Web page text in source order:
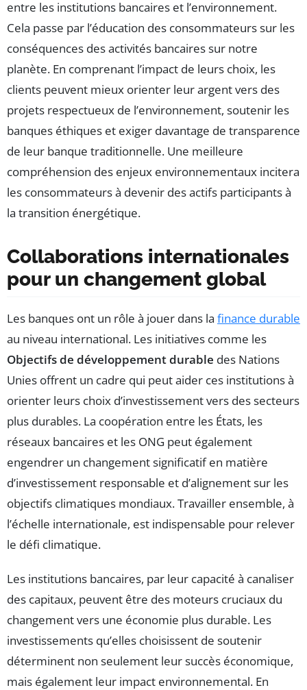
entre les institutions bancaires et l’environnement.
Cela passe par l’éducation des consommateurs sur les
conséquences des activités bancaires sur notre
planète. En comprenant l’impact de leurs choix, les
clients peuvent mieux orienter leur argent vers des
projets respectueux de l’environnement, soutenir les
banques éthiques et exiger davantage de transparence
de leur banque traditionnelle. Une meilleure
compréhension des enjeux environnementaux incitera
les consommateurs à devenir des actifs participants à
la transition énergétique.
Collaborations internationales
pour un changement global
Les banques ont un rôle à jouer dans la finance durable
au niveau international. Les initiatives comme les
Objectifs de développement durable des Nations
Unies offrent un cadre qui peut aider ces institutions à
orienter leurs choix d’investissement vers des secteurs
plus durables. La coopération entre les États, les
réseaux bancaires et les ONG peut également
engendrer un changement significatif en matière
d’investissement responsable et d’alignement sur les
objectifs climatiques mondiaux. Travailler ensemble, à
l’échelle internationale, est indispensable pour relever
le défi climatique.
Les institutions bancaires, par leur capacité à canaliser
des capitaux, peuvent être des moteurs cruciaux du
changement vers une économie plus durable. Les
investissements qu’elles choisissent de soutenir
déterminent non seulement leur succès économique,
mais également leur impact environnemental. En